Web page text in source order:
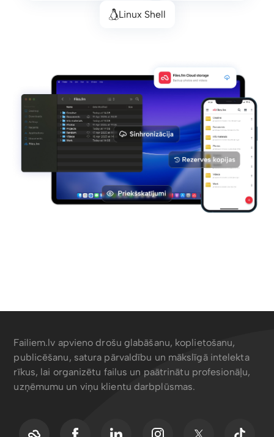
Linux Shell
Failiem.lv apvieno drošu glabāšanu, koplietošanu,
publicēšanu, satura pārvaldību un mākslīgā intelekta
rīkus, lai organizētu failus un paātrinātu profesionāļu,
uzņēmumu un viņu klientu darbplūsmas.